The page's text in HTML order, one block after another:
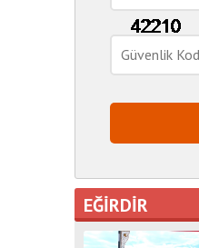
EĞİRDİR